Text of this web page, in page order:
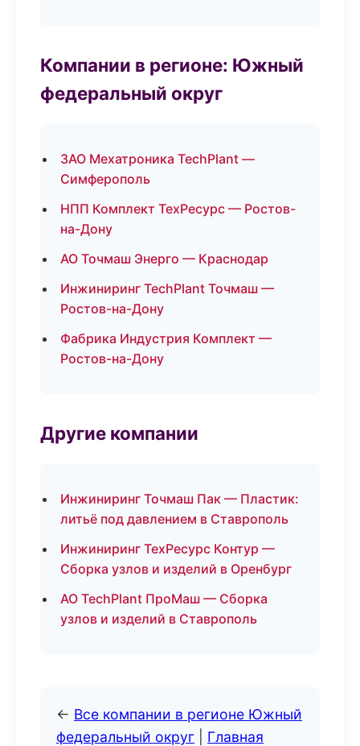
Компании в регионе: Южный
федеральный округ
ЗАО Мехатроника TechPlant —
Симферополь
НПП Комплект ТехРесурс — Ростов-
на-Дону
АО Точмаш Энерго — Краснодар
Инжиниринг TechPlant Точмаш —
Ростов-на-Дону
Фабрика Индустрия Комплект —
Ростов-на-Дону
Другие компании
Инжиниринг Точмаш Пак — Пластик:
литьё под давлением в Ставрополь
Инжиниринг ТехРесурс Контур —
Сборка узлов и изделий в Оренбург
АО TechPlant ПроМаш — Сборка
узлов и изделий в Ставрополь
← Все компании в регионе Южный
федеральный округ
Главная